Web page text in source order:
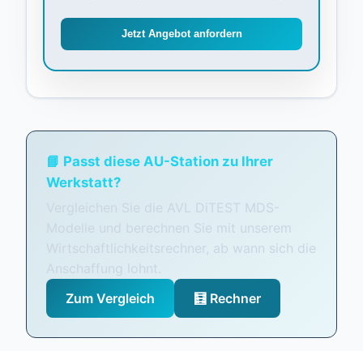
Jetzt Angebot anfordern
📘 Passt diese AU-Station zu Ihrer
Werkstatt?
Vergleichen Sie die AVL DiTEST MDS-
Modelle und berechnen Sie mit unserem
Wirtschaftlichkeitsrechner, ab wann sich die
Anschaffung lohnt.
Zum Vergleich
🧮 Rechner